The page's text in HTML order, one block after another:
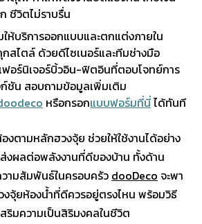
ชีวิตไม่ราบรื่น
ห้บริการออกแบบและตกแต่งภายใน
สไตล์ ด้วยดีไซเนอร์และทีมช่างมือ
ฟอร์นิเจอร์บิ้วอิน-ฟิตอินที่ตอบโจทย์การ
ชัน สอบถามข้อมูลเพิ่มเติม
หรือกรอกแบบฟอร์มที่นี่ได้ทันที
งตามหลักฮวงจุ้ย ช่วยให้ใช้งานได้อย่าง
งผลต่อพลังงานที่ดีของบ้าน ทั้งด้าน
ามสัมพันธ์ในครอบครัว dooDeco จะพา
งจุ้ยห้องน้ำที่ดีควรอยู่ตรงไหน พร้อมวิธี
ริมความเป็นสิริมงคลในชีวิต